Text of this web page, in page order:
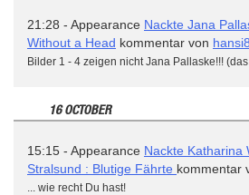
21:28 - Appearance Nackte Jana
Without a Head kommentar von
Bilder 1 - 4 zeigen nicht Jana Pallaske!!!
16 OCTOBER
15:15 - Appearance Nackte Katharina
Stralsund : Blutige Fährte kommentar
... wie recht Du hast!